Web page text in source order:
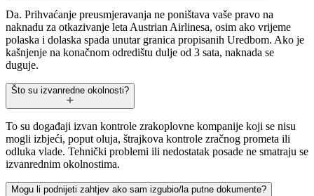
Da. Prihvaćanje preusmjeravanja ne poništava vaše pravo na
naknadu za otkazivanje leta Austrian Airlinesa, osim ako vrijeme
polaska i dolaska spada unutar granica propisanih Uredbom. Ako je
kašnjenje na konačnom odredištu dulje od 3 sata, naknada se
duguje.
Što su izvanredne okolnosti?
To su događaji izvan kontrole zrakoplovne kompanije koji se nisu
mogli izbjeći, poput oluja, štrajkova kontrole zračnog prometa ili
odluka vlade. Tehnički problemi ili nedostatak posade ne smatraju se
izvanrednim okolnostima.
Mogu li podnijeti zahtjev ako sam izgubio/la putne dokumente?